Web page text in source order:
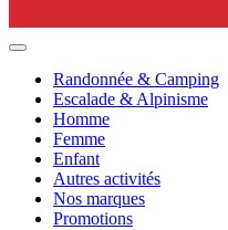
Randonnée & Camping
Escalade & Alpinisme
Homme
Femme
Enfant
Autres activités
Nos marques
Promotions